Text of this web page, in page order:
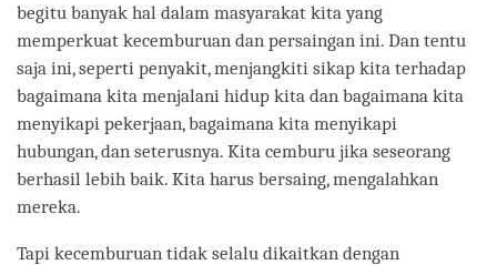
begitu banyak hal dalam masyarakat kita yang
memperkuat kecemburuan dan persaingan ini. Dan tentu
saja ini, seperti penyakit, menjangkiti sikap kita terhadap
bagaimana kita menjalani hidup kita dan bagaimana kita
menyikapi pekerjaan, bagaimana kita menyikapi
hubungan, dan seterusnya. Kita cemburu jika seseorang
berhasil lebih baik. Kita harus bersaing, mengalahkan
mereka.
Tapi kecemburuan tidak selalu dikaitkan dengan